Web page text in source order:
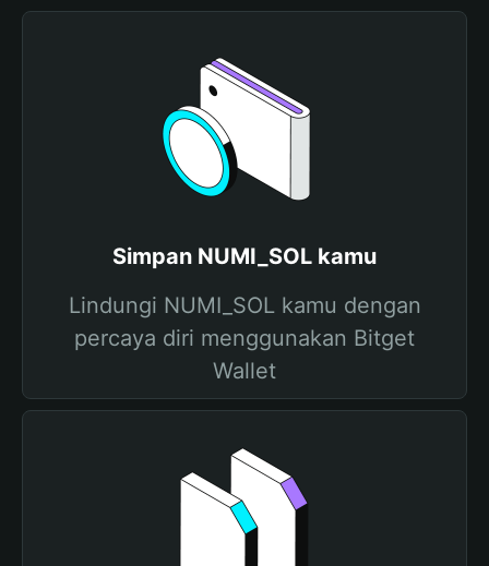
Simpan NUMI_SOL kamu
Lindungi NUMI_SOL kamu dengan
percaya diri menggunakan Bitget
Wallet